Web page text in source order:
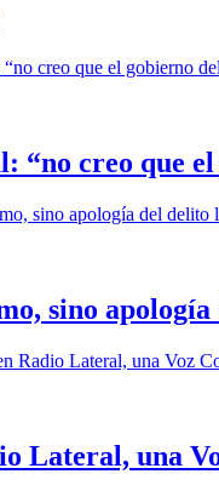
creo que
sino
Lateral, una